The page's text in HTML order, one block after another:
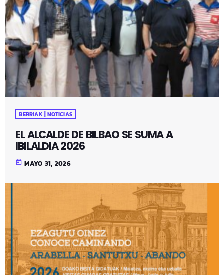
BERRIAK | NOTICIAS
EL ALCALDE DE BILBAO SE SUMA A
IBILALDIA 2026
today MAYO 31, 2026